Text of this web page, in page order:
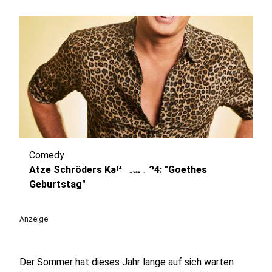
play_circle
Comedy
Atze Schröders Kaltstart 24: "Goethes
Geburtstag"
Anzeige
Der Sommer hat dieses Jahr lange auf sich warten